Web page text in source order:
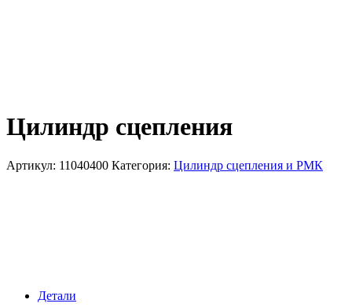
Цилиндр сцепления
Артикул: 11040400 Категория: Цилиндр сцепления и РМК
Детали